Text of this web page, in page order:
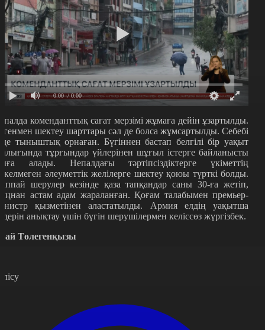
0:00 / 0:00
коменданттық сағат мерзімі жұмаға дейін ұзартылды.
шектеу шарттары сәл де болса жұмсартылды. Себебі
тыныштық орнаған. Бүгіннен бастап белгілі бір уақыт
тұрғындар үйлерінен шұғыл істерге байланысты
алады. Непалдағы тәртіпсіздіктерге үкіметтің
әлеуметтік желілерге шектеу қоюы түрткі болды.
шерулер кезінде қаза тапқандар саны 30-ға жетіп,
астам адам жараланған. Қоғам талабымен премьер-
қызметінен аластатылды. Армия елдің уақытша
анықтау үшін бүгін шерушілермен келіссөз жүргізбек.
Төлегенқызы